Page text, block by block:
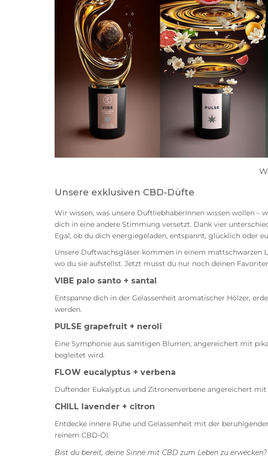
Unsere exklusiven CBD-Düfte
Wir wissen, was unsere DuftliebhaberInnen wissen wollen –
dich in eine andere Stimmung versetzt. Dank vier
Egal, ob du dich energiegeladen, entspannt, glücklich oder
Unsere Duftwachsgläser kommen in einem mattschwarzen
wo du sie aufstellst. Jetzt musst du nur noch deinen
VIBE palo santo + santal
Entspanne dich in der Gelassenheit aromatischer Hölzer,
werden.
PULSE grapefruit + neroli
Eine Symphonie aus samtigen Blumen, angereichert mit
begleitet wird.
FLOW eucalyptus + verbena
Duftender Eukalyptus und Zitronenverbene angereichert
CHILL lavender + citron
Entdecke innere Ruhe und Gelassenheit mit der
reinem CBD-Öl.
Bist du bereit, deine Sinne mit CBD zum Leben zu erwecken?